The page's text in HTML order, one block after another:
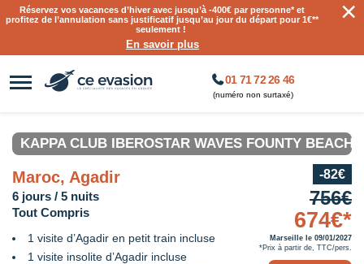
Réservez vos vacances d’hiver avec jusqu’à-400€ par personne* et
profitez de l’annulation sans justificatif jusqu’au jour du départ pour 1€**
seulement !
En savoir plus
×
01 71 72 26 46
(numéro non surtaxé)
KAPPA CLUB IBEROSTAR WAVES FOUNTY BEACH
Maroc, Agadir
6 jours / 5 nuits
Tout Compris
1 visite d’Agadir en petit train incluse
1 visite insolite d’Agadir incluse
-82€
756€
674€*
Marseille le 09/01/2027
*Prix à partir de, TTC/pers.